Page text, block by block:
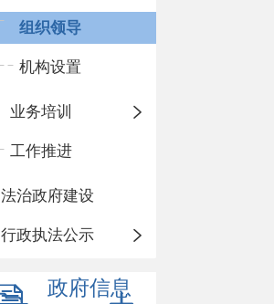
组织领导
机构设置
业务培训
工作推进
法治政府建设
行政执法公示
政府信息